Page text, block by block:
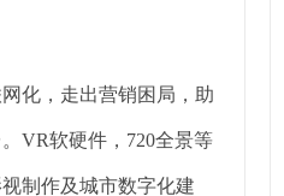
化，走出营销困局，助
VR软硬件，720全景等
制作及城市数字化建